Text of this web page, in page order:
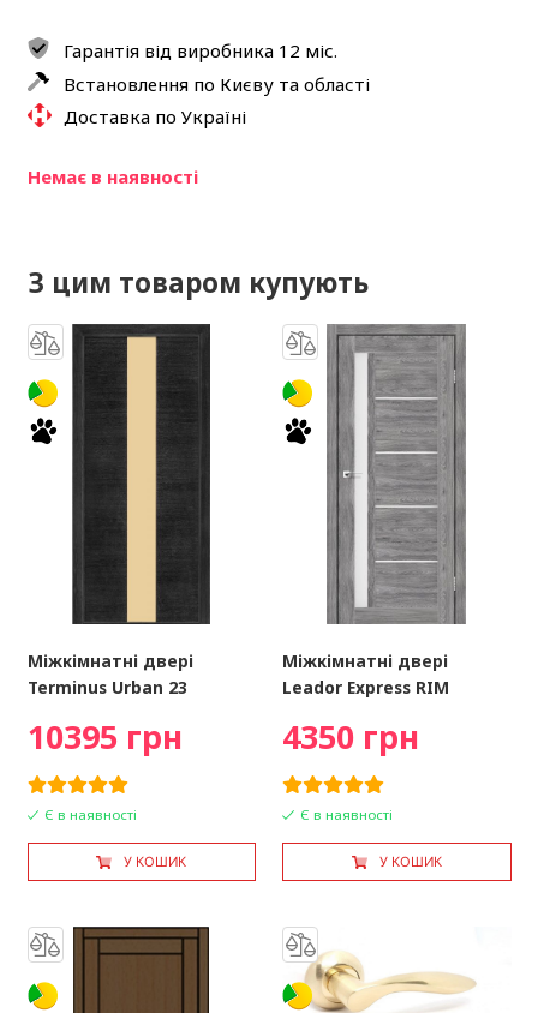
Гарантія від виробника 12 міс.
Встановлення по Києву та області
Доставка по Україні
Немає в наявності
З цим товаром купують
Міжкімнатні двері
Terminus Urban 23
10395 грн
Є в наявності
У КОШИК
Міжкімнатні двері
Leador Express RIM
4350 грн
Є в наявності
У КОШИК